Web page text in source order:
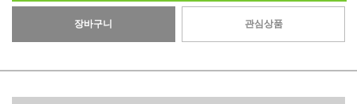
장바구니 관심상품